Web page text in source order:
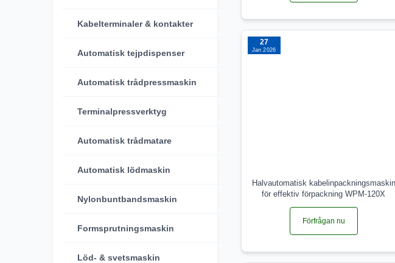
Kabelterminaler & kontakter
Automatisk tejpdispenser
Automatisk trådpressmaskin
Terminalpressverktyg
Automatisk trådmatare
Automatisk lödmaskin
Nylonbuntbandsmaskin
Formsprutningsmaskin
Löd- & svetsmaskin
27
Jan 2026
Halvautomatisk kabelinpackningsmaskin
för effektiv förpackning WPM-120X
Förfrågan nu